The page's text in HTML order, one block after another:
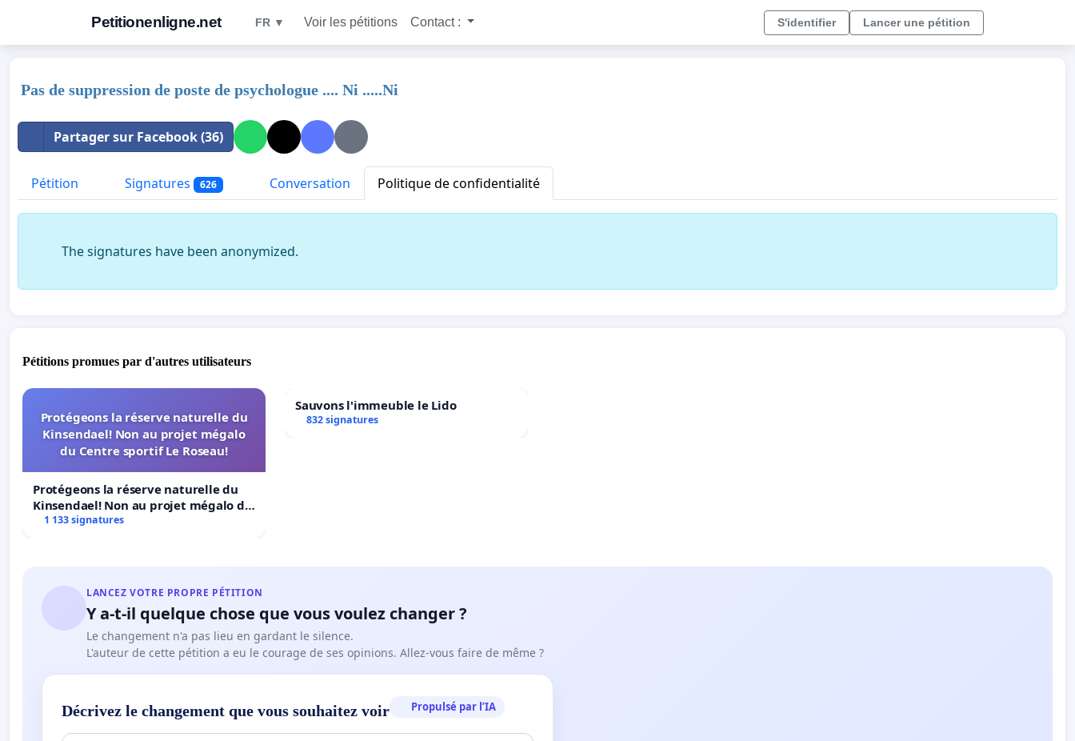
Petitionenligne.net FR ▼ Voir les pétitions Contact : S'identifier Lancer une pétition
Pas de suppression de poste de psychologue .... Ni .....Ni
Partager sur Facebook (36)
Pétition Signatures 626 Conversation Politique de confidentialité
The signatures have been anonymized.
Pétitions promues par d'autres utilisateurs
Protégeons la réserve naturelle du
Kinsendael! Non au projet mégalo
du Centre sportif Le Roseau!
Protégeons la réserve naturelle du
Kinsendael! Non au projet mégalo du
Centre sportif Le Roseau!
1 133 signatures
Sauvons l'immeuble le Lido
832 signatures
LANCEZ VOTRE PROPRE PÉTITION
Y a-t-il quelque chose que vous voulez changer ?
Le changement n'a pas lieu en gardant le silence.
L'auteur de cette pétition a eu le courage de ses opinions. Allez-vous faire de même ?
Décrivez le changement que vous souhaitez voir Propulsé par l’IA